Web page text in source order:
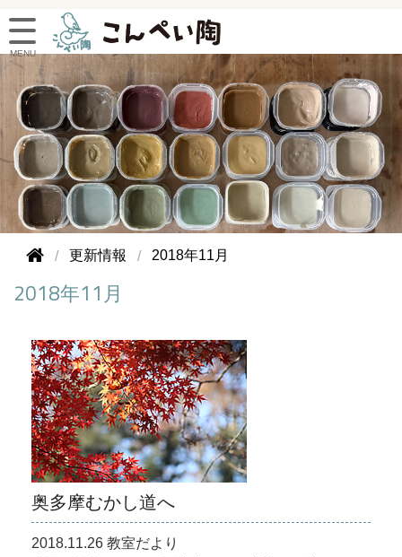
更新情報 2018年11月
2018年11月
奥多摩むかし道へ
2018.11.26 教室だより